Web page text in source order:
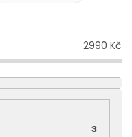
2990 Kč
3